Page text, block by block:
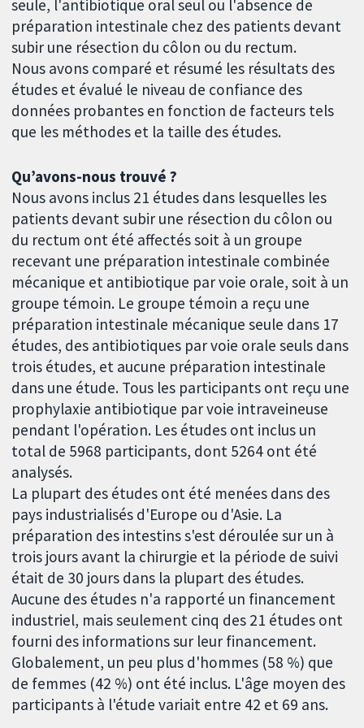
seule, l'antibiotique oral seul ou l'absence de
préparation intestinale chez des patients devant
subir une résection du côlon ou du rectum.
Nous avons comparé et résumé les résultats des
études et évalué le niveau de confiance des
données probantes en fonction de facteurs tels
que les méthodes et la taille des études.
Qu’avons-nous trouvé ?
Nous avons inclus 21 études dans lesquelles les
patients devant subir une résection du côlon ou
du rectum ont été affectés soit à un groupe
recevant une préparation intestinale combinée
mécanique et antibiotique par voie orale, soit à un
groupe témoin. Le groupe témoin a reçu une
préparation intestinale mécanique seule dans 17
études, des antibiotiques par voie orale seuls dans
trois études, et aucune préparation intestinale
dans une étude. Tous les participants ont reçu une
prophylaxie antibiotique par voie intraveineuse
pendant l'opération. Les études ont inclus un
total de 5968 participants, dont 5264 ont été
analysés.
La plupart des études ont été menées dans des
pays industrialisés d'Europe ou d'Asie. La
préparation des intestins s'est déroulée sur un à
trois jours avant la chirurgie et la période de suivi
était de 30 jours dans la plupart des études.
Aucune des études n'a rapporté un financement
industriel, mais seulement cinq des 21 études ont
fourni des informations sur leur financement.
Globalement, un peu plus d'hommes (58 %) que
de femmes (42 %) ont été inclus. L'âge moyen des
participants à l'étude variait entre 42 et 69 ans.